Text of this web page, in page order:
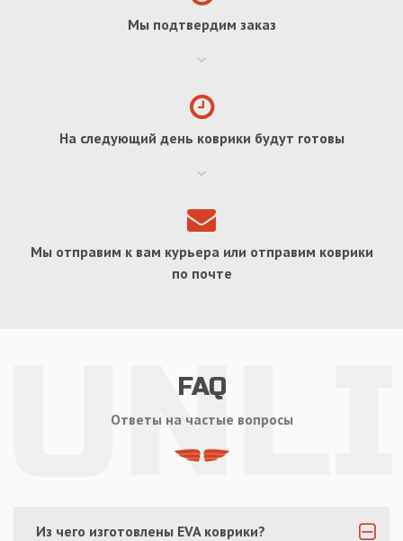
Мы подтвердим заказ
На следующий день коврики будут готовы
Мы отправим к вам курьера или отправим коврики
по почте
FAQ
Ответы на частые вопросы
Из чего изготовлены EVA коврики?